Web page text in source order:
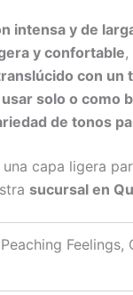
intensa y de
y confortable,
con un
solo o como
de tonos
capa ligera
sucursal en
Peaching Feelings,